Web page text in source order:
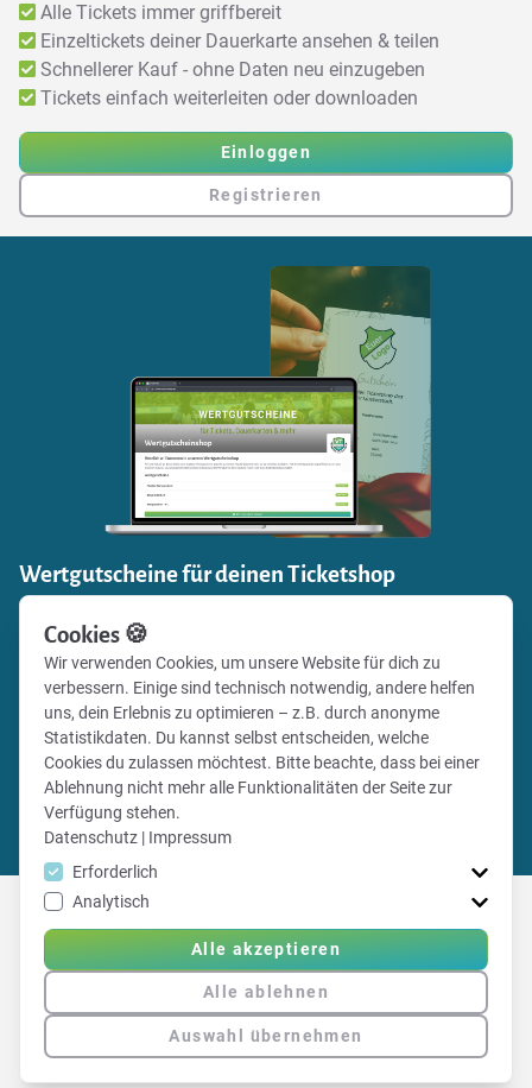
Alle Tickets immer griffbereit
Einzeltickets deiner Dauerkarte ansehen & teilen
Schnellerer Kauf - ohne Daten neu einzugeben
Tickets einfach weiterleiten oder downloaden
Einloggen
Registrieren
Wertgutscheine für deinen Ticketshop
Einnahmen generieren und zugleich Fanbindung stärken:
Verkaufe mit Vereinsticket Gutscheine für die Events
deines Vereins in deinem eigenen Online-Shop und gib
deinen Fans deines Vereins die Möglichkeit, besondere
Momente zu verschenken.
Alle Infos
Gutscheinshop einrichten
Cookies 🍪
Wir verwenden Cookies, um unsere Website für dich zu
verbessern. Einige sind technisch notwendig, andere helfen
uns, dein Erlebnis zu optimieren – z.B. durch anonyme
Statistikdaten. Du kannst selbst entscheiden, welche
Cookies du zulassen möchtest. Bitte beachte, dass bei einer
Ablehnung nicht mehr alle Funktionalitäten der Seite zur
Verfügung stehen.
Datenschutz | Impressum
Erforderlich
Analytisch
Alle akzeptieren
Alle ablehnen
Auswahl übernehmen
Erfahre hier mehr über Vereinsticket
|